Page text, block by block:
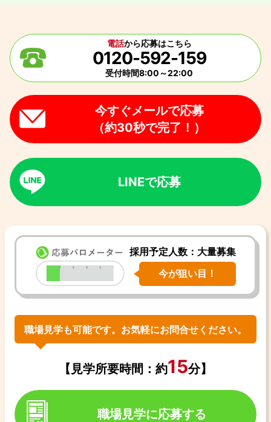
電話から応募はこちら
0120-592-159
受付時間8:00～22:00
今すぐメールで応募
（約30秒で完了！）
LINEで応募
採用予定人数：大量募集
今が狙い目！
職場見学も可能です。お気軽にお問合せください。
【見学所要時間：約15分】
職場見学に応募する